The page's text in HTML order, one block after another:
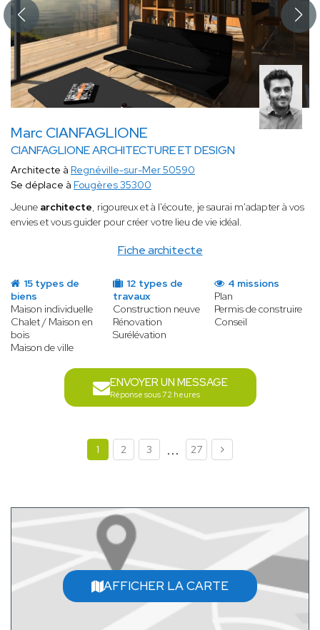
Marc CIANFAGLIONE
CIANFAGLIONE ARCHITECTURE ET DESIGN
Fiche architecte
Architecte à Regnéville-sur-Mer 50590
Se déplace à Fougères 35300
Jeune architecte, rigoureux et à l'écoute, je saurai m'adapter à vos
envies et vous guider pour créer votre lieu de vie idéal.
15 types de
biens
Maison individuelle
Chalet / Maison en
bois
Maison de ville
12 types de
travaux
Construction neuve
Rénovation
Surélévation
4 missions
Plan
Permis de construire
Conseil
ENVOYER UN MESSAGE
Réponse sous 72 heures
1 2 3 ... 27
AFFICHER LA CARTE